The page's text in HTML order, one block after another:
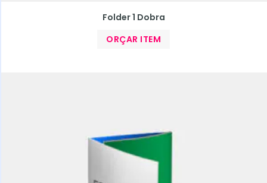
Folder 1 Dobra
ORÇAR ITEM